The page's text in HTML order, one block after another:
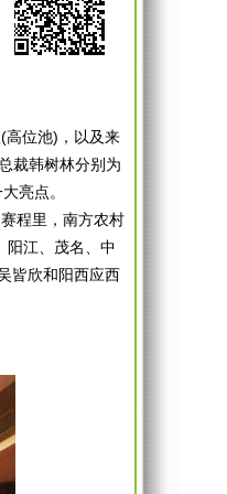
位池)，以及来
裁韩树林分别为
亮点。
程里，南方农村
阳江、茂名、中
皆欣和阳西应西